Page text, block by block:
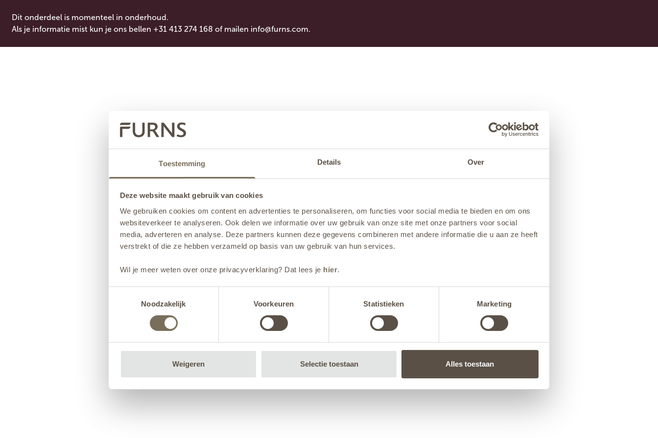
Toestemming Details Over
Deze website maakt gebruik van cookies
We gebruiken cookies om content en advertenties te personaliseren, om functies voor social media te bieden en om ons
websiteverkeer te analyseren. Ook delen we informatie over uw gebruik van onze site met onze partners voor social
media, adverteren en analyse. Deze partners kunnen deze gegevens combineren met andere informatie die u aan ze heeft
verstrekt of die ze hebben verzameld op basis van uw gebruik van hun services.
Wil je meer weten over onze privacyverklaring? Dat lees je hier.
Noodzakelijk
Voorkeuren Statistieken Marketing
Weigeren Selectie toestaan Alles toestaan
Dit onderdeel is momenteel in onderhoud.
Als je informatie mist kun je ons bellen +31 413 274 168 of mailen info@furns.com.